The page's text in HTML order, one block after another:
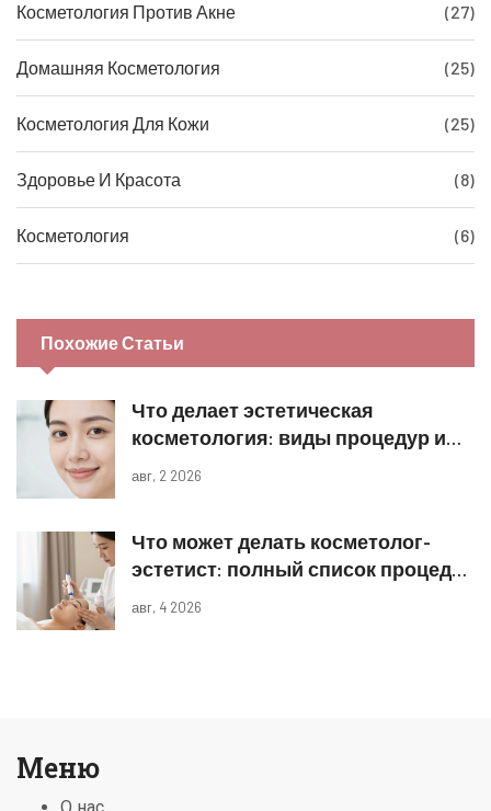
Косметология Против Акне (27)
Домашняя Косметология (25)
Косметология Для Кожи (25)
Здоровье И Красота (8)
Косметология (6)
Похожие Статьи
Что делает эстетическая
косметология: виды процедур и
реальные результаты
авг, 2 2026
Что может делать косметолог-
эстетист: полный список процедур
и границы компетенций
авг, 4 2026
Меню